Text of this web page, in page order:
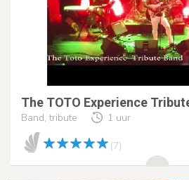
The TOTO Experience
Band, tribute 1 uur
(7)